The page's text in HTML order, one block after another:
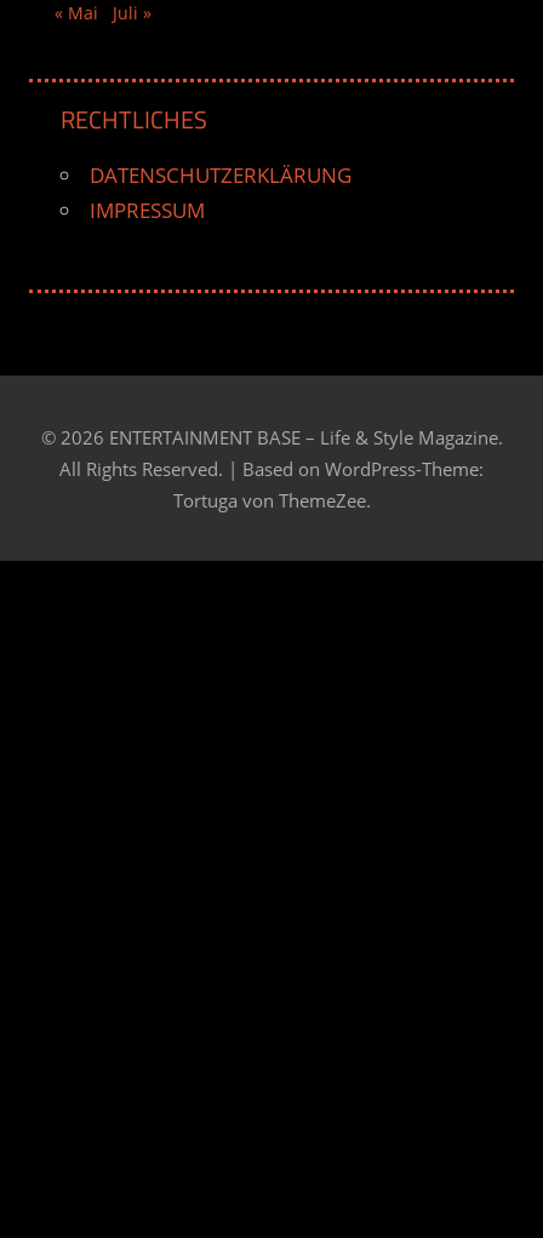
« Mai
Juli »
RECHTLICHES
DATENSCHUTZERKLÄRUNG
IMPRESSUM
© 2026 ENTERTAINMENT BASE – Life & Style Magazine.
All Rights Reserved. | Based on WordPress-Theme:
Tortuga von ThemeZee.